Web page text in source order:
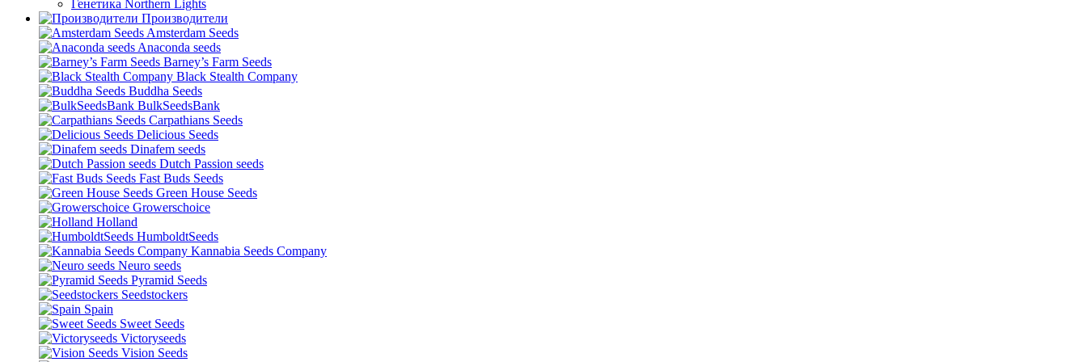
Генетика Northern Lights
Производители
Amsterdam Seeds
Anaconda seeds
Barney’s Farm Seeds
Black Stealth Company
Buddha Seeds
BulkSeedsBank
Carpathians Seeds
Delicious Seeds
Dinafem seeds
Dutch Passion seeds
Fast Buds Seeds
Green House Seeds
Growerschoice
Holland
HumboldtSeeds
Kannabia Seeds Company
Neuro seeds
Pyramid Seeds
Seedstockers
Spain
Sweet Seeds
Victoryseeds
Vision Seeds